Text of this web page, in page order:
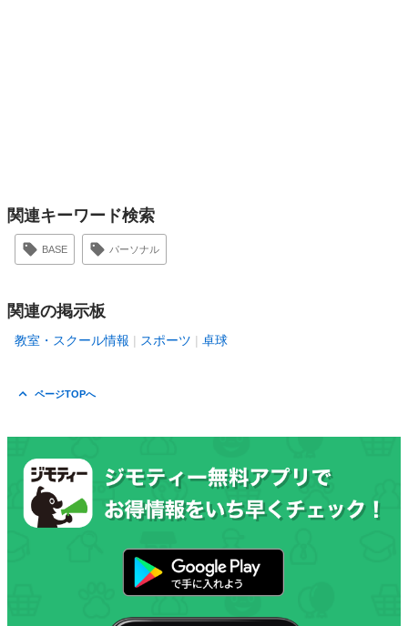
関連キーワード検索
BASE パーソナル
関連の掲示板
教室・スクール情報 スポーツ 卓球
ページTOPへ